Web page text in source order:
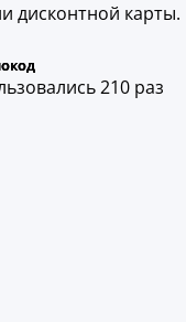
дисконтной карты.
210 раз